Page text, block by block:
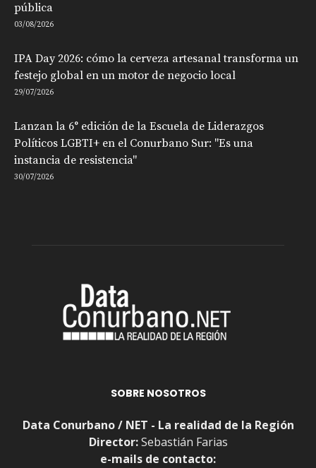
pública
03/08/2026
IPA Day 2026: cómo la cerveza artesanal transforma un
festejo global en un motor de negocio local
29/07/2026
Lanzan la 6° edición de la Escuela de Liderazgos
Políticos LGBTI+ en el Conurbano Sur: "Es una
instancia de resistencia"
30/07/2026
SOBRE NOSOTROS
Data Conurbano / NET - La realidad de la Región
Director:Sebastián Farias
e-mails de contacto: